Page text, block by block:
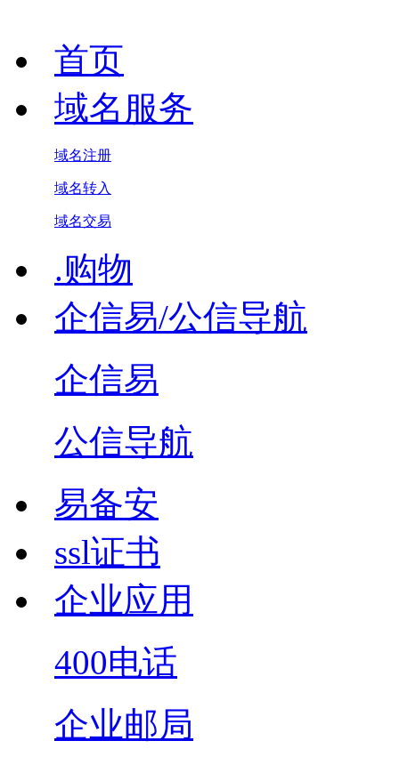
首页
域名服务
域名注册
域名转入
域名交易
.购物
企信易/公信导航
企信易
公信导航
易备安
ssl证书
企业应用
400电话
企业邮局